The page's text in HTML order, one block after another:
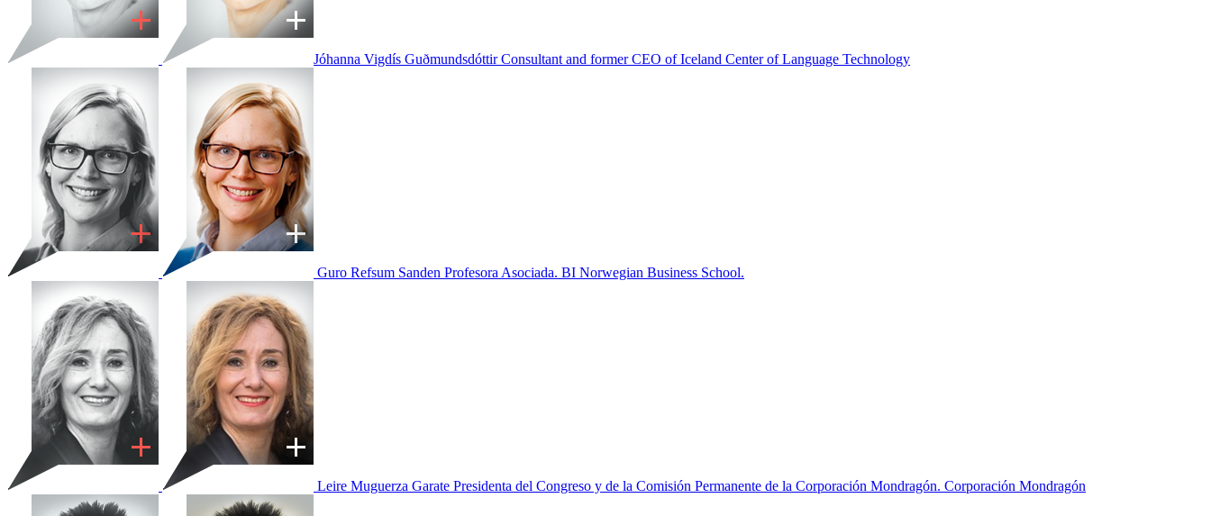
Jóhanna Vigdís Guðmundsdóttir Consultant and former CEO of Iceland Center of Language Technology
Guro Refsum Sanden Profesora Asociada. BI Norwegian Business School.
Leire Muguerza Garate Presidenta del Congreso y de la Comisión Permanente de la Corporación Mondragón. Corporación Mondragón